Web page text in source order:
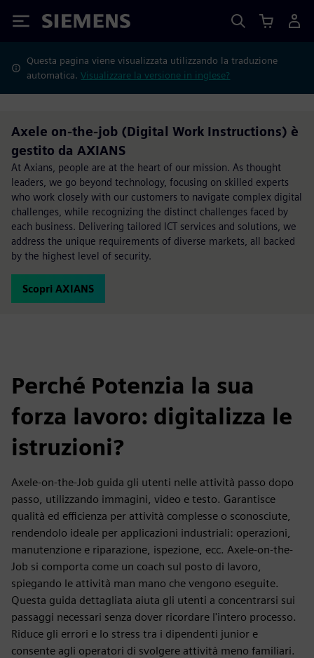
Siemens
Questa pagina viene visualizzata utilizzando la traduzione
automatica.Visualizzare la versione in inglese?
Axele on-the-job (Digital Work Instructions) è
gestito da AXIANS
At Axians, people are at the heart of our mission. As thought
leaders, we go beyond technology, focusing on skilled experts
who work closely with our customers to navigate complex digital
challenges, while recognizing the distinct challenges faced by
each business. Delivering tailored ICT services and solutions, we
address the unique requirements of diverse markets, all backed
by the highest level of security.
Scopri AXIANS
Perché Potenzia la sua
forza lavoro: digitalizza le
istruzioni?
Axele-on-the-Job guida gli utenti nelle attività passo dopo
passo, utilizzando immagini, video e testo. Garantisce
qualità ed efficienza per attività complesse o sconosciute,
rendendolo ideale per applicazioni industriali: operazioni,
manutenzione e riparazione, ispezione, ecc. Axele-on-the-
Job si comporta come un coach sul posto di lavoro,
spiegando le attività man mano che vengono eseguite.
Questa guida dettagliata aiuta gli utenti a concentrarsi sui
passaggi necessari senza dover ricordare l'intero processo.
Riduce gli errori e lo stress tra i dipendenti junior e
consente agli operatori di svolgere attività meno familiari.